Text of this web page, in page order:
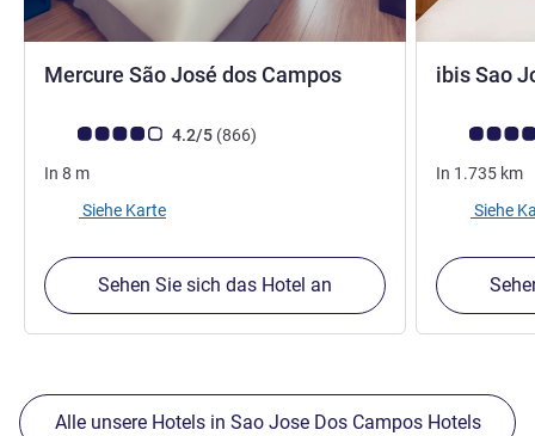
Mercure São José dos Campos4 Sterne
Note Kundenmeinungen (Bewertung ALL)
4.2/5 (866Bewertungen
)
In 8 m
Siehe Karte
Sehen Sie sich das Hotel an
ibis Sao
Note
In 1.735 km
Siehe
Alle unsere Hotels in Sao Jose Dos Campos Hotels